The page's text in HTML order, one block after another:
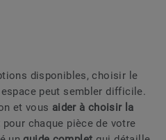
disponibles, choisir le
peut sembler difficile.
et vous aider à choisir la
pour chaque pièce de votre